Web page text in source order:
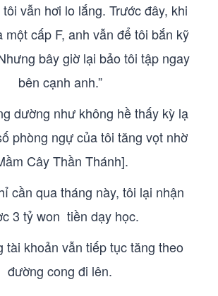
vẫn hơi lo lắng. Trước đây, khi
một cấp F, anh vẫn để tôi bắn kỹ
bây giờ lại bảo tôi tập ngay
bên cạnh anh.”
dường như không hề thấy kỳ lạ
phòng ngự của tôi tăng vọt nhờ
Cây Thần Thánh].
cần qua tháng này, tôi lại nhận
3 tỷ won tiền dạy học.
tài khoản vẫn tiếp tục tăng theo
đường cong đi lên.